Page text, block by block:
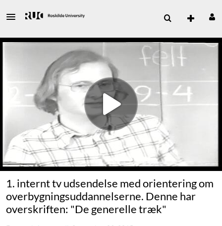
1. internt tv udsendelse med orientering om
overbygningsuddannelserne. Denne har
overskriften: "De generelle træk"